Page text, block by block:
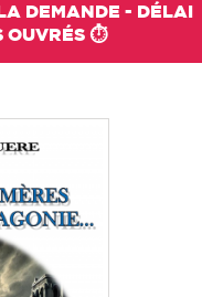
DEMANDE - DÉLAI
OUVRÉS ⏱️